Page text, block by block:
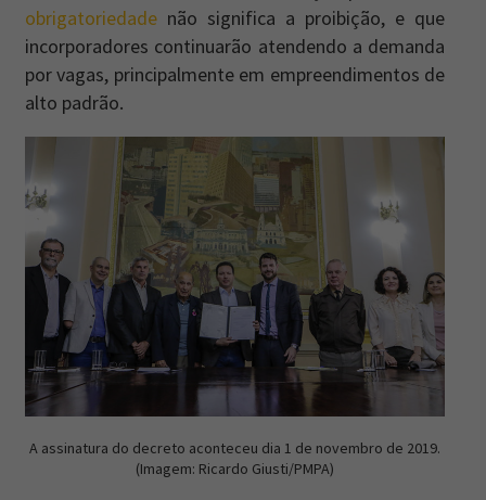
obrigatoriedade não significa a proibição, e que
incorporadores continuarão atendendo a demanda
por vagas, principalmente em empreendimentos de
alto padrão.
A assinatura do decreto aconteceu dia 1 de novembro de 2019.
(Imagem: Ricardo Giusti/PMPA)